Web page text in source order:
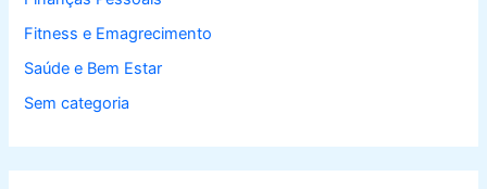
Fitness e Emagrecimento
Saúde e Bem Estar
Sem categoria